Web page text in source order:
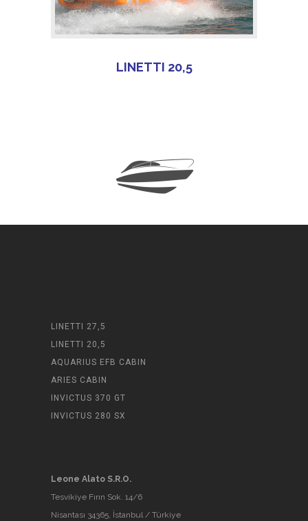
LINETTI 20,5
LINETTI 27,5
LINETTI 20,5
AQUARIUS EFB CABIN
ARIES CABIN
INVICTUS 370 GT
INVICTUS 280 SX
Leone Alato S.R.O.
Tesvikiye Fırın Sok. 14/6
Nisantası 34365, İstanbul / Türkiye